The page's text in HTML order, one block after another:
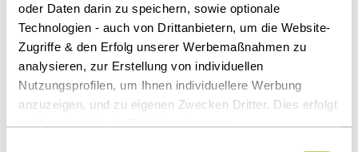
oder Daten darin zu speichern, sowie optionale
Technologien - auch von Drittanbietern, um die Website-
Zugriffe & den Erfolg unserer Werbemaßnahmen zu
analysieren, zur Erstellung von individuellen
Nutzungsprofilen, um Ihnen individuellere Werbung
anzuzeigen, und zu eigenen Zwecken Dritter. Dies erfolgt
auch außerhalb der EU bei geringerem
Konkurrent einen geringeren Gewinn einpreist. Bei
günstigerer Kostenstruktur gilt das erst recht.
Download Volltext
Als PDF herunterladen